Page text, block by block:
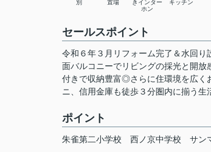
別
置場
きインター
ホン
キッチン
セールスポイント
令和６年３月リフォーム完了＆水回
面バルコニーでリビングの採光と開
付きで収納豊富◎さらに住環境を広く
ニ、信用金庫も徒歩３分圏内に揃う
ポイント
朱雀第二小学校 西ノ京中学校 サン